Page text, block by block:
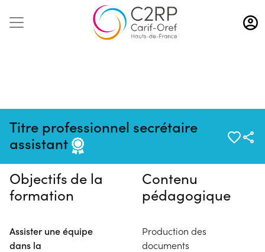
Aller
au
contenu
Titre professionnel secrétaire
assistant
Pas de session programmée en
ce moment
Objectifs de la
formation
Assister une équipe
dans la
Contenu
pédagogique
Production des
documents